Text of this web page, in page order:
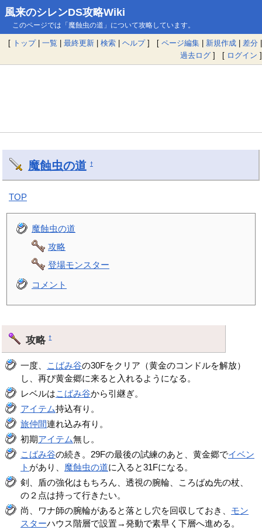
風来のシレンDS攻略Wiki
このページでは「魔蝕虫の道」について攻略しています。
[ トップ| 一覧 | 最終更新 | 検索 | ヘルプ] [ ページ編集 | 新規作成 | 差分 |
過去ログ ] [ ログイン ]
魔蝕虫の道 †
TOP
魔蝕虫の道
攻略
登場モンスター
コメント
攻略†
一度、 こばみ谷の30Fをクリア（黄金のコンドルを解放）
し、再び黄金郷に来ると入れるようになる。
レベルはこばみ谷から引継ぎ。
アイテム持込有り。
旅仲間連れ込み有り。
初期アイテム無し。
こばみ谷の続き。29Fの最後の試練のあと、黄金郷でイベン
ト があり、 魔蝕虫の道に入ると31Fになる。
剣、盾の強化はもちろん、透視の腕輪、ころばぬ先の杖、
の２点は持って行きたい。
尚、ワナ師の腕輪があると落とし穴を回収しておき、 モン
スターハウス階層で設置→発動で素早く下層へ進める。